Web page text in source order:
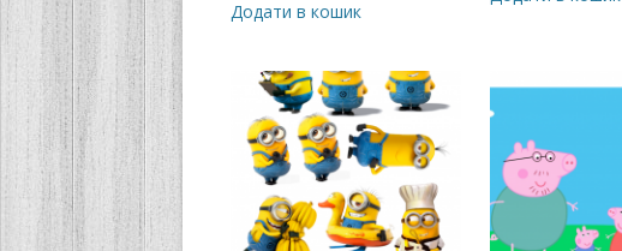
Додати в кошик